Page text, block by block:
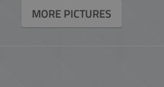
MORE PICTURES